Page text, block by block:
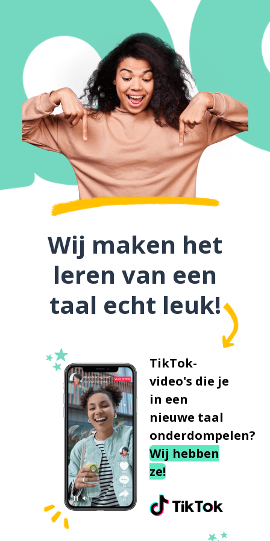
Wij maken het
leren van een
taal echt leuk!
TikTok-
video's die je
in een
nieuwe taal
onderdompelen?
Wij hebben
ze!